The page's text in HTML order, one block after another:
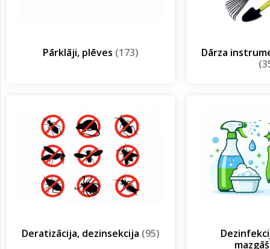
Pārklāji, plēves (173)
Dārza
Deratizācija, dezinsekcija (95)